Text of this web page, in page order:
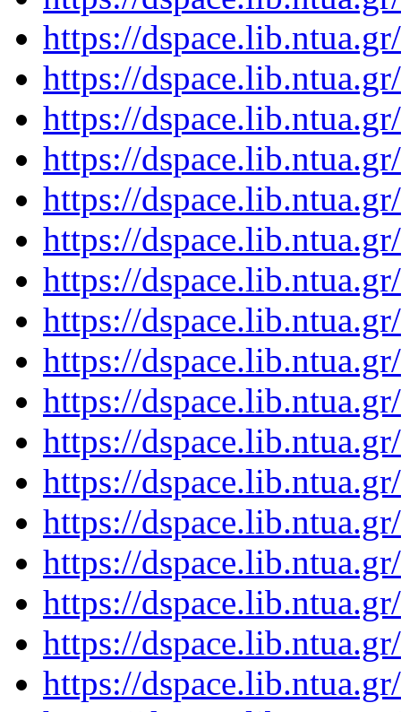
https://
https://
https://
https://
https://
https://
https://
https://
https://
https://
https://
https://
https://
https://
https://
https://
https://